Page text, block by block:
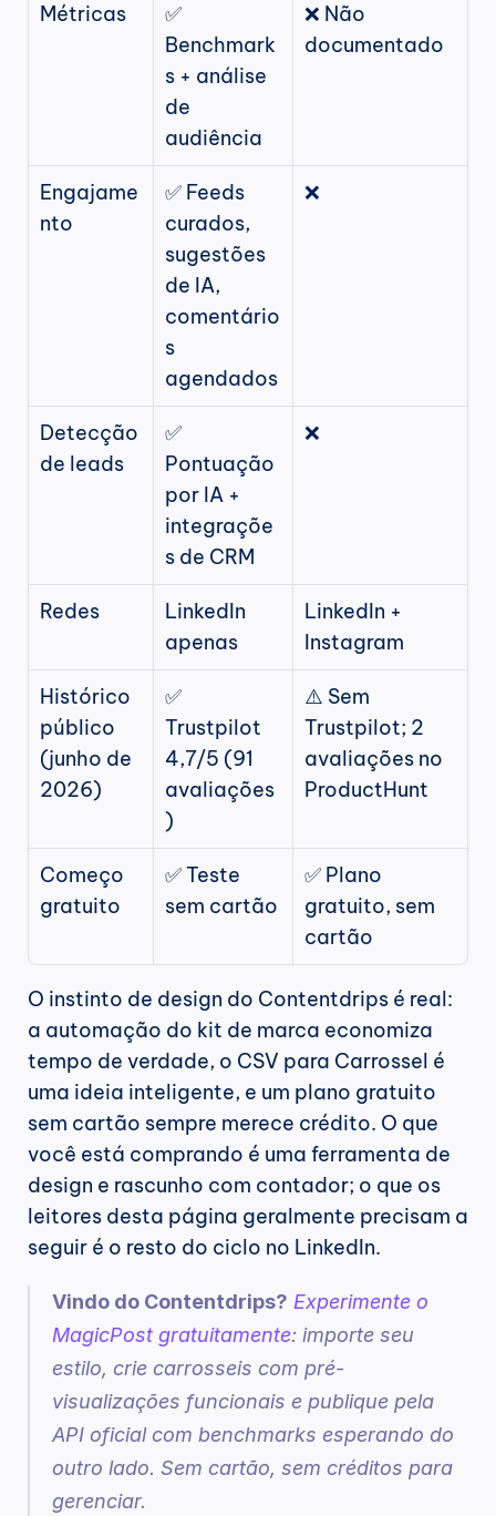
Métricas
✅
Benchmark
s + análise
de
audiência
❌ Não
documentado
Engajame
nto
✅ Feeds
curados,
sugestões
de IA,
comentário
s
agendados
❌
Detecção
de leads
✅
Pontuação
por IA +
integraçõe
s de CRM
❌
Redes
LinkedIn
apenas
LinkedIn +
Instagram
Histórico
público
(junho de
2026)
✅
Trustpilot
4,7/5 (91
avaliações
)
⚠️ Sem
Trustpilot; 2
avaliações no
ProductHunt
Começo
gratuito
✅ Teste
sem cartão
✅ Plano
gratuito, sem
cartão
O instinto de design do Contentdrips é real:
a automação do kit de marca economiza
tempo de verdade, o CSV para Carrossel é
uma ideia inteligente, e um plano gratuito
sem cartão sempre merece crédito. O que
você está comprando é uma ferramenta de
design e rascunho com contador; o que os
leitores desta página geralmente precisam a
seguir é o resto do ciclo no LinkedIn.
Vindo do Contentdrips? Experimente o
MagicPost gratuitamente: importe seu
estilo, crie carrosseis com pré-
visualizações funcionais e publique pela
API oficial com benchmarks esperando do
outro lado. Sem cartão, sem créditos para
gerenciar.